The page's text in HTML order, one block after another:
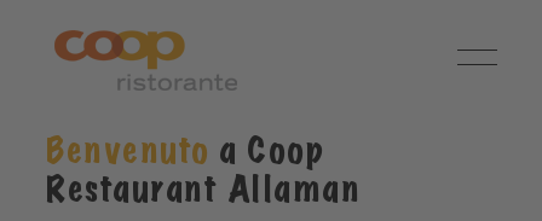
Benvenuto a Coop
Restaurant Allaman